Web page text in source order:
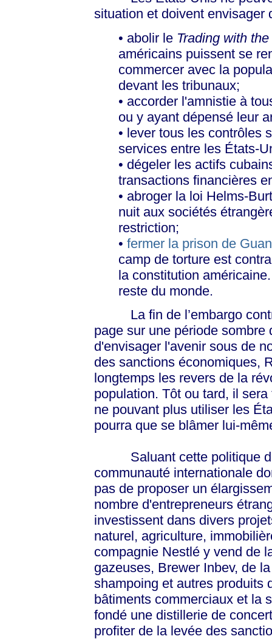
situation et doivent envisager
• abolir le Trading with
américains puissent se
commercer avec la
devant les tribunaux;
• accorder l'amnistie à
ou y ayant dépensé leur
• lever tous les contrôles
services entre les États-
• dégeler les actifs
transactions financières
• abroger la loi Helms-
nuit aux sociétés
restriction;
• fermer la prison de
camp de torture est
la constitution
reste du monde.
La fin de l’embargo
page sur une période sombre
d'envisager l'avenir sous de
des sanctions économiques,
longtemps les revers de la
population. Tôt ou tard, il
ne pouvant plus utiliser les
pourra que se blâmer lui-
Saluant cette politique
communauté internationale
pas de proposer un
nombre d'entrepreneurs
investissent dans divers
naturel, agriculture,
compagnie Nestlé y vend de
gazeuses, Brewer Inbev, de
shampoing et autres produits
bâtiments commerciaux et la
fondé une distillerie de
profiter de la levée des